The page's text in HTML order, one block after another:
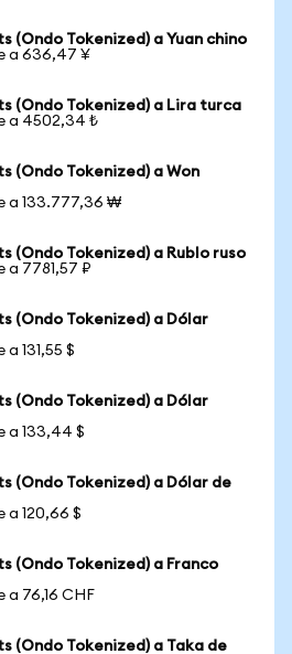
(Ondo Tokenized) a Yuan chino
a 636,47 ¥
(Ondo Tokenized) a Lira turca
a 4502,34 ₺
(Ondo Tokenized) a Won
a 133.777,36 ₩
(Ondo Tokenized) a Rublo ruso
a 7781,57 ₽
(Ondo Tokenized) a Dólar
131,55 $
(Ondo Tokenized) a Dólar
a 133,44 $
(Ondo Tokenized) a Dólar de
a 120,66 $
(Ondo Tokenized) a Franco
a 76,16 CHF
(Ondo Tokenized) a Taka de